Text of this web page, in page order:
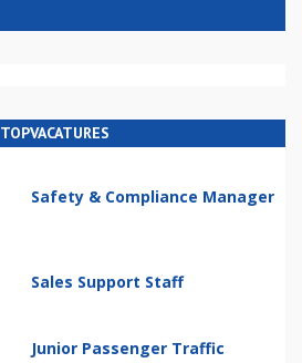
TOPVACATURES
Safety & Compliance Manager
Sales Support Staff
Junior Passenger Traffic